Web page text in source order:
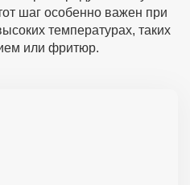
шаг особенно важен при
температурах, таких
или фритюр.